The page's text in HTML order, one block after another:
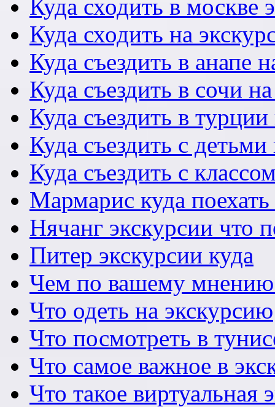
Куда сходить в москве
Куда сходить на
Куда съездить в анапе
Куда съездить в сочи
Куда съездить в
Куда съездить с
Куда съездить с
Мармарис куда
Нячанг экскурсии что
Питер экскурсии куда
Чем по вашему мнению
Что одеть на экскурсию
Что посмотреть в
Что самое важное в
Что такое виртуальная